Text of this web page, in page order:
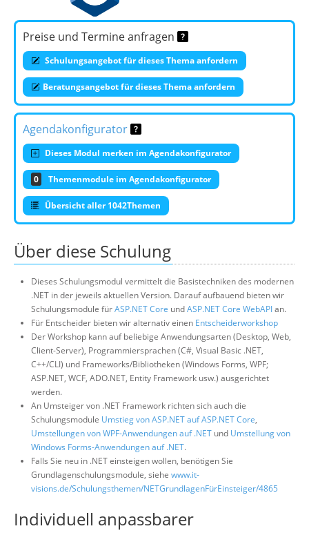
Preise und Termine anfragen
Schulungsangebot für dieses Thema anfordern
Beratungsangebot für dieses Thema anfordern
Agendakonfigurator
Dieses Modul merken im Agendakonfigurator
0 Themenmodule im Agendakonfigurator
Übersicht aller 1042Themen
Über diese Schulung
Dieses Schulungsmodul vermittelt die Basistechniken des modernen
.NET in der jeweils aktuellen Version. Darauf aufbauend bieten wir
Schulungsmodule fürASP.NET Core undASP.NET Core WebAPIan.
Für Entscheider bieten wir alternativ einen Entscheiderworkshop
Der Workshop kann auf beliebige Anwendungsarten (Desktop, Web,
Client-Server), Programmiersprachen (C#, Visual Basic .NET,
C++/CLI) und Frameworks/Bibliotheken (Windows Forms, WPF;
ASP.NET, WCF, ADO.NET, Entity Framework usw.) ausgerichtet
werden.
An Umsteiger von .NET Framework richten sich auch die
Schulungsmodule Umstieg von ASP.NET auf ASP.NET Core,
Umstellungen von WPF-Anwendungen auf .NET und Umstellung von
Windows Forms-Anwendungen auf .NET.
Falls Sie neu in .NET einsteigen wollen, benötigen Sie
Grundlagenschulungsmodule, siehe www.it-
visions.de/Schulungsthemen/NETGrundlagenFürEinsteiger/4865
Individuell anpassbarer